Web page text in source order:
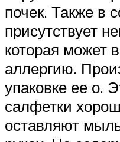
почек. Также в
присутствует
которая может
аллергию.
упаковке ее о.
салфетки
оставляют